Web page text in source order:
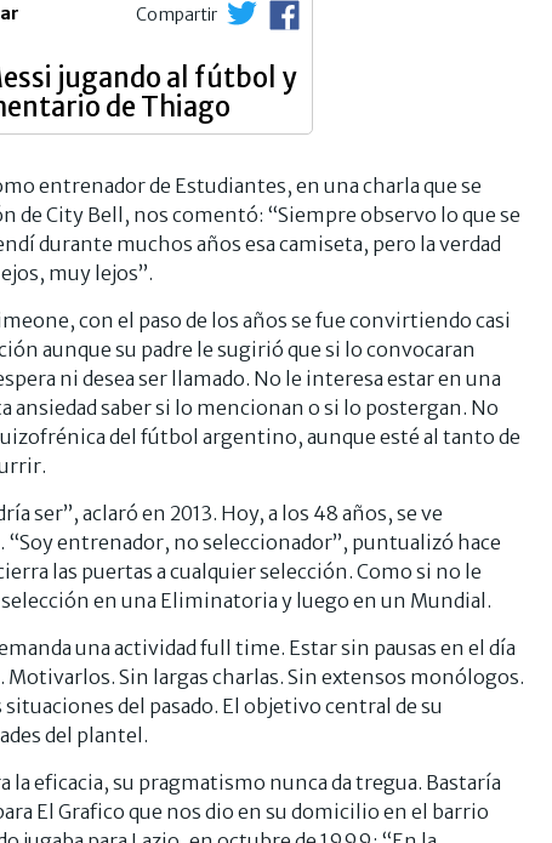
Compartir
jugando al fútbol y
de Thiago
entrenador de Estudiantes, en una charla que se
City Bell, nos comentó: “Siempre observo lo que se
durante muchos años esa camiseta, pero la verdad
muy lejos”.
con el paso de los años se fue convirtiendo casi
aunque su padre le sugirió que si lo convocaran
ni desea ser llamado. No le interesa estar en una
ansiedad saber si lo mencionan o si lo postergan. No
del fútbol argentino, aunque esté al tanto de
ser”, aclaró en 2013. Hoy, a los 48 años, se ve
entrenador, no seleccionador”, puntualizó hace
las puertas a cualquier selección. Como si no le
en una Eliminatoria y luego en un Mundial.
una actividad full time. Estar sin pausas en el día
Sin largas charlas. Sin extensos monólogos.
del pasado. El objetivo central de su
del plantel.
la eficacia, su pragmatismo nunca da tregua. Bastaría
El Grafico que nos dio en su domicilio en el barrio